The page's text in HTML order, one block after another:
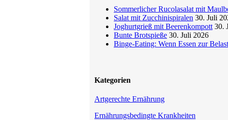
Sommerlicher Rucolasalat mit
Salat mit Zucchinispiralen 30. Juli
Joghurtgrieß mit Beerenkompott 30.
Bunte Brotspieße 30. Juli 2026
Binge-Eating: Wenn Essen zur
Kategorien
Artgerechte Ernährung
Ernährungsbedingte Krankheiten